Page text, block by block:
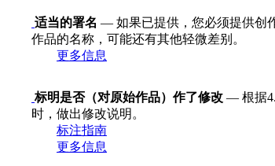
适当的署名 — 如果已提供，您必须提供创
作品的名称，可能还有其他轻微差别。
更多信息
标明是否（对原始作品）作了修改 — 根据
时，做出修改说明。
标注指南
更多信息